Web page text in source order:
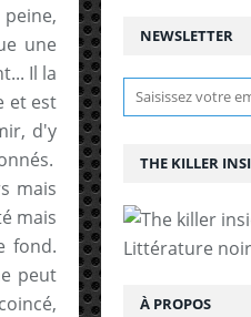
une
Il la
et est
d'y
mais
mais
fond.
peut
NEWSLETTER
THE KILLER
Littérature
À PROPOS